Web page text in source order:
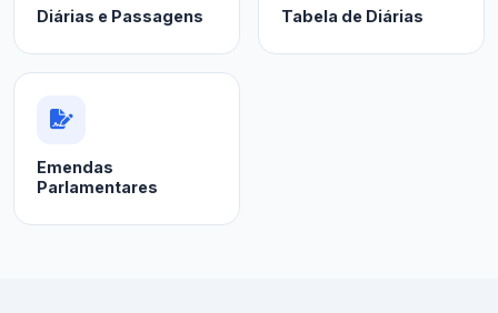
Diárias e Passagens Tabela de Diárias
Emendas
Parlamentares